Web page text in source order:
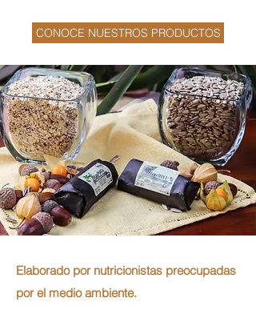
Elaborado por nutricionistas preocupadas
por el medio ambiente.
CONOCE NUESTROS PRODUCTOS